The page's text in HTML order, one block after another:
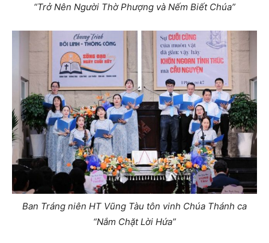
“Trở Nên Người Thờ Phượng và Nếm Biết Chúa”
Ban Tráng niên HT Vũng Tàu tôn vinh Chúa Thánh ca
“Nắm Chặt Lời Hứa”